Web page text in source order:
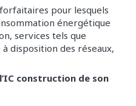
pour lesquels
énergétique
services tels que
disposition des réseaux,
construction de son